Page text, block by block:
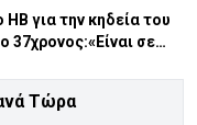
ΗΒ για την κηδεία του
37χρονος:«Είναι σε
από τον ΠΟΥ για τις
Τώρα